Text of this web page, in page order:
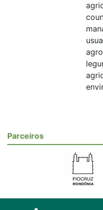
Parceiros